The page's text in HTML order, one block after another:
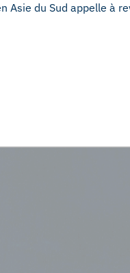
Asie du Sud appelle à